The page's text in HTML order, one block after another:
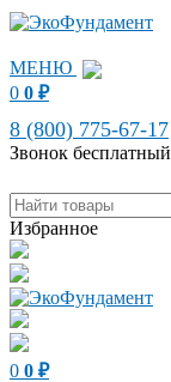
МЕНЮ
0 0 ₽
8 (800) 775-67-17
Звонок бесплатный
Избранное
0 0 ₽